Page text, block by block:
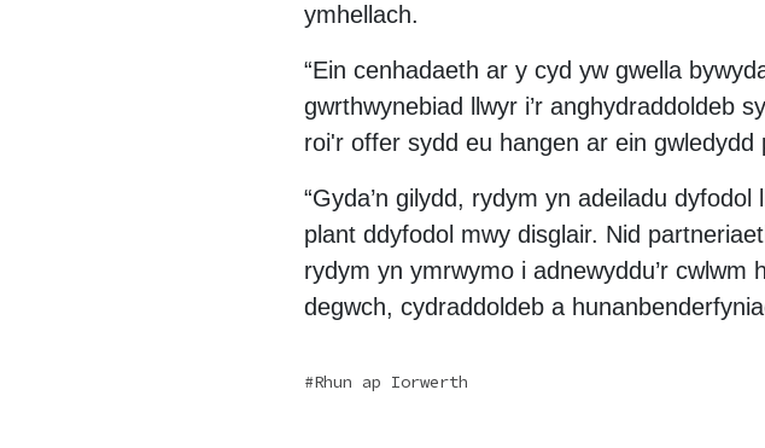
ymhellach.
“Ein cenhadaeth ar y cyd yw gwella
gwrthwynebiad llwyr i’r anghydraddoldeb
roi'r offer sydd eu hangen ar ein
“Gyda’n gilydd, rydym yn adeiladu
plant ddyfodol mwy disglair. Nid
rydym yn ymrwymo i adnewyddu’r
degwch, cydraddoldeb a
Rhun ap Iorwerth